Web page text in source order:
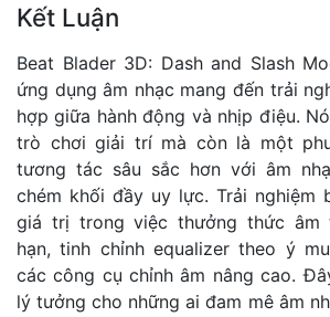
Kết Luận
Beat Blader 3D: Dash and Slash
ứng dụng âm nhạc mang đến trải
hợp giữa hành động và nhịp điệu.
trò chơi giải trí mà còn là một
tương tác sâu sắc hơn với âm
chém khối đầy uy lực. Trải nghiệm
giá trị trong việc thưởng thức âm
hạn, tinh chỉnh equalizer theo ý
các công cụ chỉnh âm nâng cao.
lý tưởng cho những ai đam mê âm